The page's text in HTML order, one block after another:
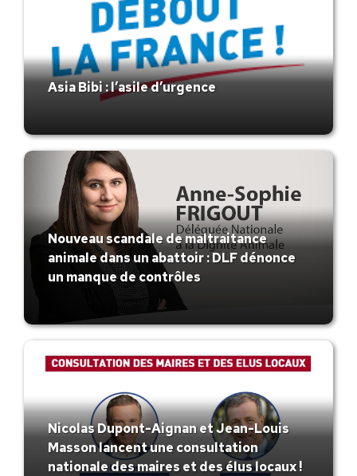
Asia Bibi : l’asile d’urgence
Nouveau scandale de maltraitance
animale dans un abattoir : DLF dénonce
un manque de contrôles
Nicolas Dupont-Aignan et Jean-Louis
Masson lancent une consultation
nationale des maires et des élus locaux !